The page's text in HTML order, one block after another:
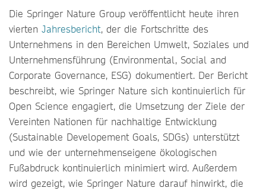
Die Springer Nature Group veröffentlicht heute ihren
vierten Jahresbericht, der die Fortschritte des
Unternehmens in den Bereichen Umwelt, Soziales und
Unternehmensführung (Environmental, Social and
Corporate Governance, ESG) dokumentiert. Der Bericht
beschreibt, wie Springer Nature sich kontinuierlich für
Open Science engagiert, die Umsetzung der Ziele der
Vereinten Nationen für nachhaltige Entwicklung
(Sustainable Developement Goals, SDGs) unterstützt
und wie der unternehmenseigene ökologischen
Fußabdruck kontinuierlich minimiert wird. Außerdem
wird gezeigt, wie Springer Nature darauf hinwirkt, die